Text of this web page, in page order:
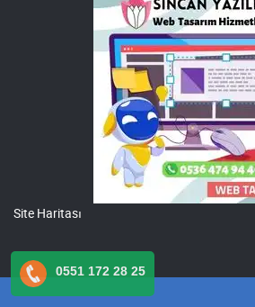
Site Haritası
0551 172 28 25